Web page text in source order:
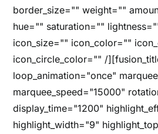
border_size="" weight=""
hue="" saturation=""
icon_size="" icon_color=""
icon_circle_color="" /
loop_animation="once"
marquee_speed="15000"
display_time="1200"
highlight_width="9"